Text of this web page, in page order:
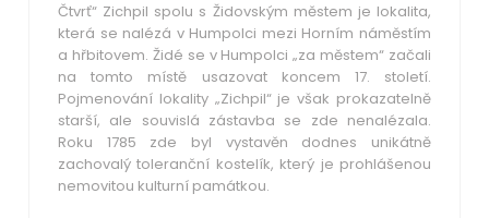
Čtvrť“ Zichpil spolu s Židovským městem je lokalita,
která se nalézá v Humpolci mezi Horním náměstím
a hřbitovem. Židé se v Humpolci „za městem“ začali
na tomto místě usazovat koncem 17. století.
Pojmenování lokality „Zichpil“ je však prokazatelně
starší, ale souvislá zástavba se zde nenalézala.
Roku 1785 zde byl vystavěn dodnes unikátně
zachovalý toleranční kostelík, který je prohlášenou
nemovitou kulturní památkou.